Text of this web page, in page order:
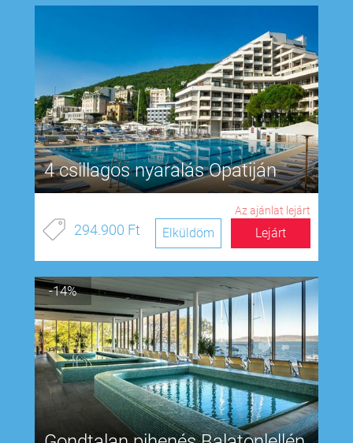
4 csillagos nyaralás Opatiján
Az ajánlat lejárt
294.900 Ft Lejárt
Elküldöm
-14%